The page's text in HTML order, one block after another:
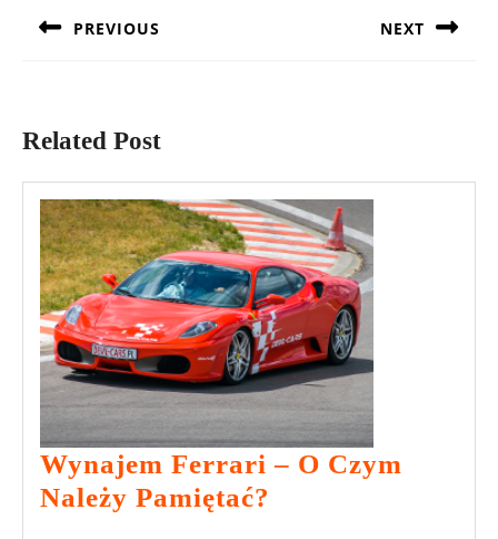
PREVIOUS NEXT
Related Post
Wynajem Ferrari – O Czym
Należy Pamiętać?